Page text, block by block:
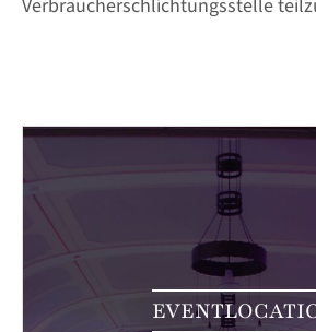
Verbraucherschlichtungsstelle